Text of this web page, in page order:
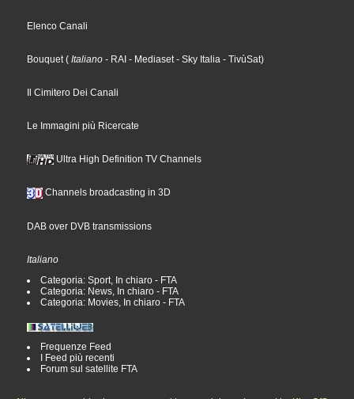
Elenco Canali
Bouquet( Italiano - RAI - Mediaset- Sky Italia - TivùSat)
Il Cimitero Dei Canali
Le Immagini più Ricercate
Ultra High Definition TV Channels
Channels broadcasting in 3D
DAB over DVB transmissions
Italiano
Categoria: Sport, In chiaro - FTA
Categoria: News, In chiaro - FTA
Categoria: Movies, In chiaro - FTA
Frequenze Feed
I Feed più recenti
Forum sul satellite FTA